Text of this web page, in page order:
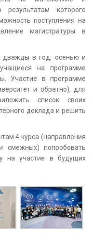
которого
поступления на
магистратуры в
дважды в год, осенью и
на программе
Участие в программе
и обратно), для
список своих
доклада и решить
4 курса (направления
смежных) попробовать
на участие в будущих